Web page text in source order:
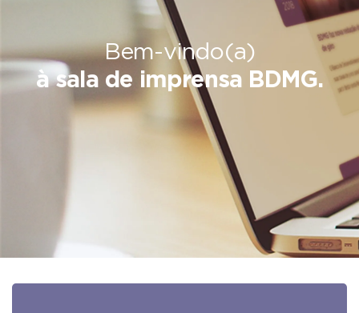
Bem-vindo(a)
à sala de imprensa BDMG.